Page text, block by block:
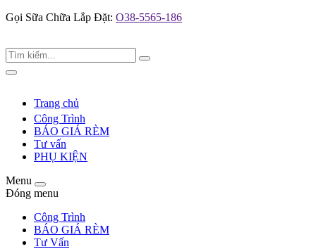
Gọi Sữa Chữa Lắp Đặt: O38-5565-186
Tìm
kiếm:
Search
Toggle
Trang chủ
Công Trình
BÁO GIÁ RÈM
Tư vấn
PHỤ KIỆN
Menu
Toggle
navigation
Đóng menu
Công Trình
BÁO GIÁ RÈM
Tư Vấn